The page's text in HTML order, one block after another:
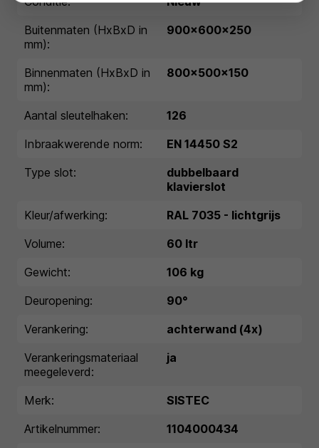
Buitenmaten (HxBxD in
mm):
900x600x250
Binnenmaten (HxBxD in
mm):
800x500x150
Aantal sleutelhaken:
126
Inbraakwerende norm:
EN 14450 S2
Type slot:
dubbelbaard
klavierslot
Kleur/afwerking:
RAL 7035 - lichtgrijs
Volume:
60 ltr
Gewicht:
106 kg
Deuropening:
90°
Verankering:
achterwand (4x)
Verankeringsmateriaal
meegeleverd:
ja
Merk:
SISTEC
Artikelnummer:
1104000434